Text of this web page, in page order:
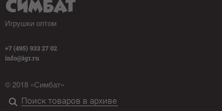
Игрушки оптом
+7 (495) 933 27 02
info@igr.ru
© 2018 «Симбат»